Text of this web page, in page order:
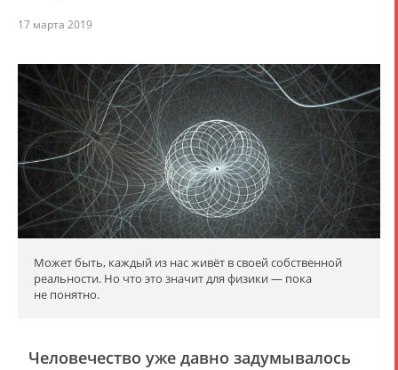
17 марта 2019
Может быть, каждый из нас живёт в своей собственной
реальности. Но что это значит для физики — пока
не понятно.
Человечество уже давно задумывалось